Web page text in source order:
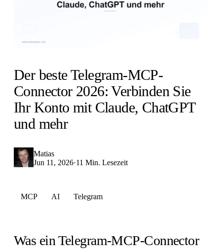
Der beste Telegram-MCP-
Connector 2026: Verbinden Sie
Ihr Konto mit Claude, ChatGPT
und mehr
Matias
Jun 11, 2026·11 Min. Lesezeit
MCP AI Telegram
Was ein Telegram-MCP-Connector